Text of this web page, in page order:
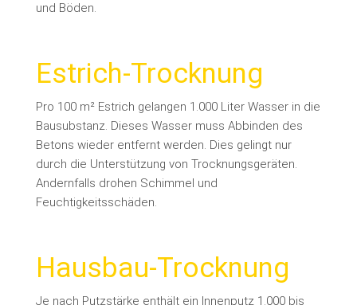
und Böden.
Estrich-Trocknung
Pro 100 m² Estrich gelangen 1.000 Liter Wasser in die
Bausubstanz. Dieses Wasser muss Abbinden des
Betons wieder entfernt werden. Dies gelingt nur
durch die Unterstützung von Trocknungsgeräten.
Andernfalls drohen Schimmel und
Feuchtigkeitsschäden.
Hausbau-Trocknung
Je nach Putzstärke enthält ein Innenputz 1.000 bis